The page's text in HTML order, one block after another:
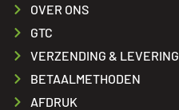
OVER ONS
GTC
VERZENDING & LEVERING
BETAALMETHODEN
AFDRUK